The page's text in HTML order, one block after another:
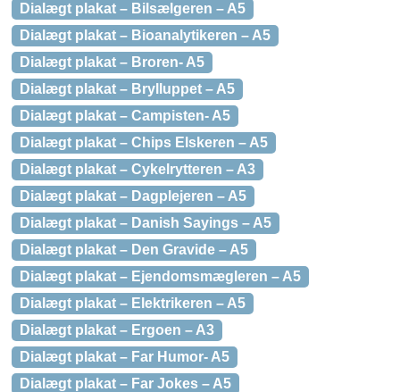
Dialægt plakat – Bilsælgeren – A5
Dialægt plakat – Bioanalytikeren – A5
Dialægt plakat – Broren- A5
Dialægt plakat – Brylluppet – A5
Dialægt plakat – Campisten- A5
Dialægt plakat – Chips Elskeren – A5
Dialægt plakat – Cykelrytteren – A3
Dialægt plakat – Dagplejeren – A5
Dialægt plakat – Danish Sayings – A5
Dialægt plakat – Den Gravide – A5
Dialægt plakat – Ejendomsmægleren – A5
Dialægt plakat – Elektrikeren – A5
Dialægt plakat – Ergoen – A3
Dialægt plakat – Far Humor- A5
Dialægt plakat – Far Jokes – A5